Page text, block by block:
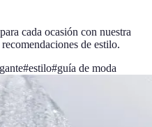
cada ocasión con nuestra
de estilo.
#estilo#guía de moda